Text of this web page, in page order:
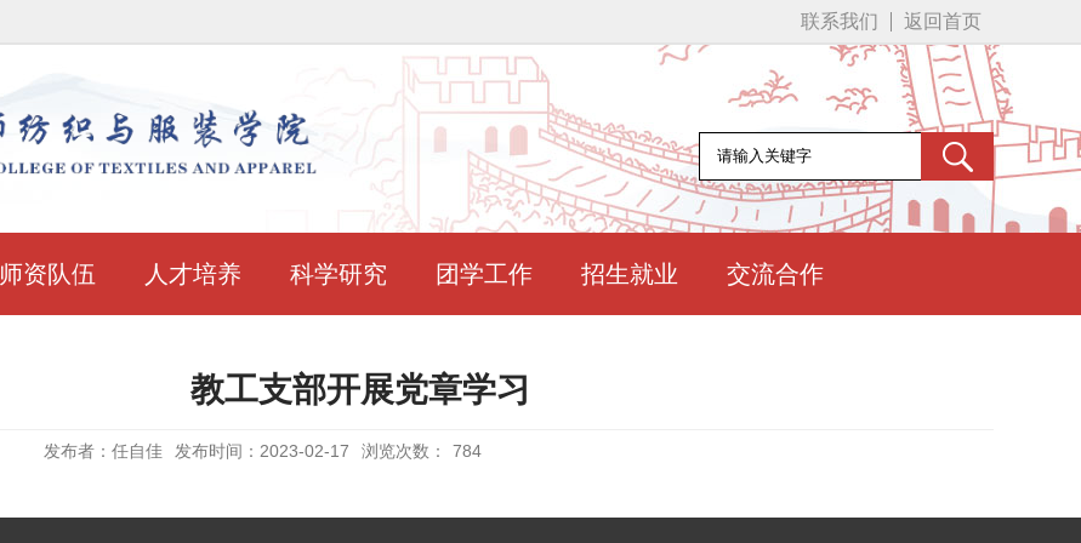
联系我们 返回首页
师资队伍 人才培养 科学研究 团学工作 招生就业 交流合作
教工支部开展党章学习
发布者：任自佳 发布时间：2023-02-17 浏览次数： 784